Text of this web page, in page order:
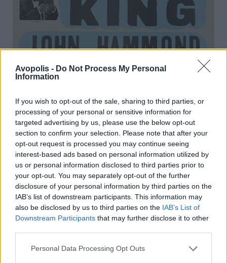
Avopolis - Do Not Process My Personal
Information
If you wish to opt-out of the sale, sharing to third parties, or
processing of your personal or sensitive information for
targeted advertising by us, please use the below opt-out
section to confirm your selection. Please note that after your
opt-out request is processed you may continue seeing
interest-based ads based on personal information utilized by
us or personal information disclosed to third parties prior to
your opt-out. You may separately opt-out of the further
disclosure of your personal information by third parties on the
IAB’s list of downstream participants. This information may
also be disclosed by us to third parties on the IAB’s List of
Downstream Participants that may further disclose it to other
Personal Data Processing Opt Outs
B.B. King Globe poster